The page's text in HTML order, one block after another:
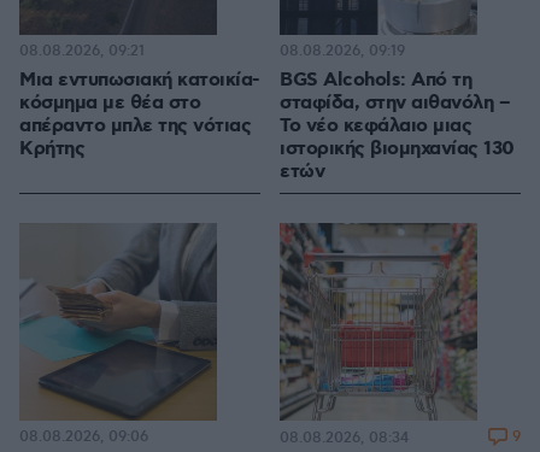
Μια εντυπωσιακή κατοικία-
κόσμημα με θέα στο
απέραντο μπλε της νότιας
Κρήτης
08.08.2026, 09:21
BGS Alcohols: Από τη
σταφίδα, στην αιθανόλη –
Το νέο κεφάλαιο μιας
ιστορικής βιομηχανίας 130
ετών
08.08.2026, 09:19
08.08.2026, 09:06 08.08.2026, 08:34 9